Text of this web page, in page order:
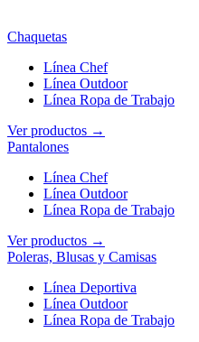
Chaquetas
Línea Chef
Línea Outdoor
Línea Ropa de Trabajo
Ver productos →
Pantalones
Línea Chef
Línea Outdoor
Línea Ropa de Trabajo
Ver productos →
Poleras, Blusas y Camisas
Línea Deportiva
Línea Outdoor
Línea Ropa de Trabajo